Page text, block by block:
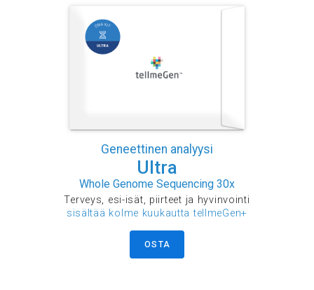
Geneettinen analyysi
Ultra
Whole Genome Sequencing 30x
Terveys, esi-isät, piirteet ja hyvinvointi
sisältää kolme kuukautta tellmeGen+
OSTA